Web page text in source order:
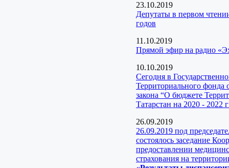
23.10.2019
Депутаты в первом
годов
11.10.2019
Прямой эфир на радио
10.10.2019
Сегодня в
Территориального фонда
закона “О бюджете
Татарстан на 2020 - 2022
26.09.2019
26.09.2019 под
состоялось заседание
предоставлении
страхования на